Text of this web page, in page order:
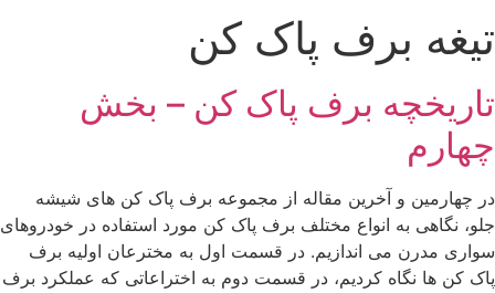
تیغه برف پاک کن
تاریخچه برف پاک کن – بخش
چهارم
در چهارمین و آخرین مقاله از مجموعه برف پاک کن های شیشه
جلو، نگاهی به انواع مختلف برف پاک کن مورد استفاده در خودروهای
سواری مدرن می اندازیم. در قسمت اول به مخترعان اولیه برف
پاک کن ها نگاه کردیم، در قسمت دوم به اختراعاتی که عملکرد برف